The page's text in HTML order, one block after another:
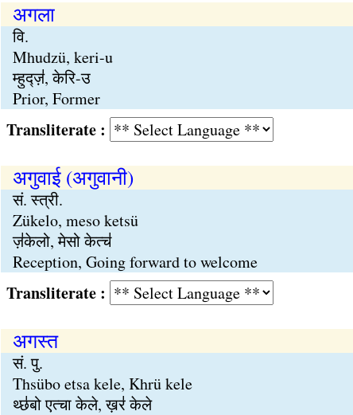
अगला
वि.
Mhudzü, keri-u
म्हुद्ज़॑, केरि-उ
Prior, Former
Transliterate :
अगुवाई (अगुवानी)
सं. स्त्री.
Zükelo, meso ketsü
ज़॑केलो, मेसो केत्च॑
Reception, Going forward to welcome
Transliterate :
अगस्त
सं. पु.
Thsübo etsa kele, Khrü kele
थ्छ॑बो एत्चा केले, ख़र॑ केले